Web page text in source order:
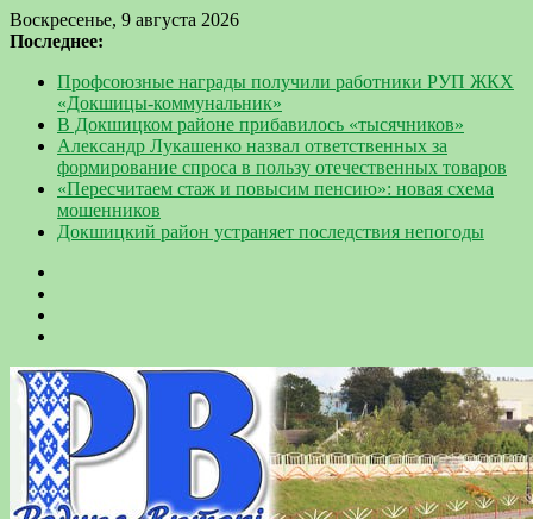
Воскресенье, 9 августа 2026
Последнее:
Профсоюзные награды получили работники РУП ЖКХ
«Докшицы-коммунальник»
В Докшицком районе прибавилось «тысячников»
Александр Лукашенко назвал ответственных за
формирование спроса в пользу отечественных товаров
«Пересчитаем стаж и повысим пенсию»: новая схема
мошенников
Докшицкий район устраняет последствия непогоды